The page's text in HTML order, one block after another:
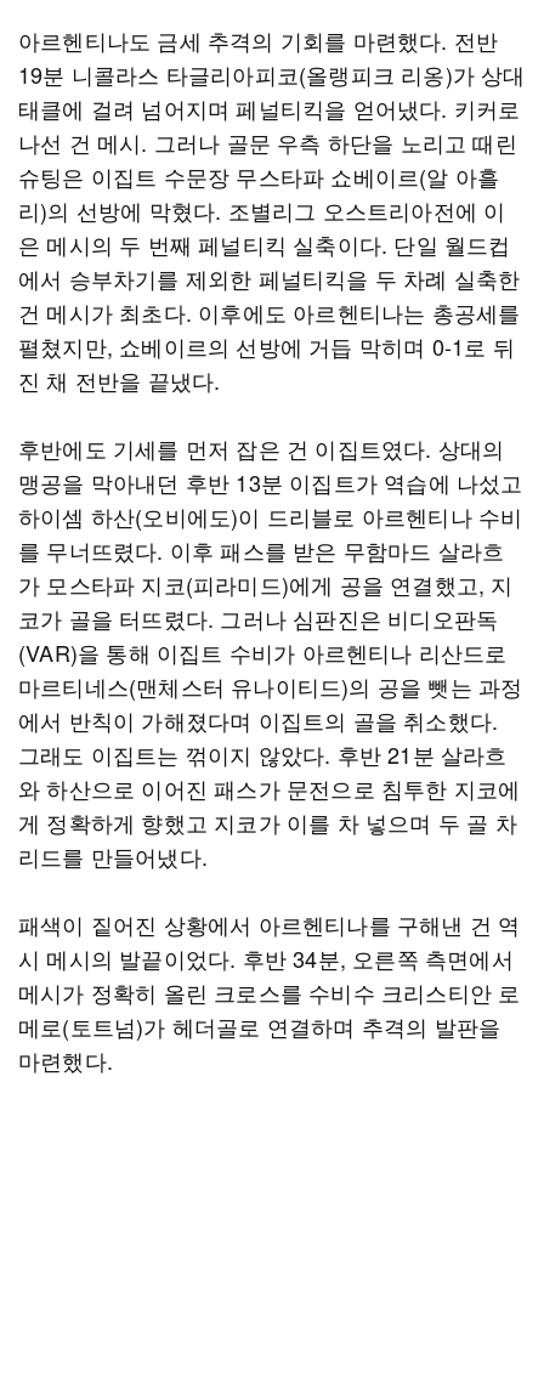
아르헨티나도 금세 추격의 기회를 마련했다. 전반
19분 니콜라스 타글리아피코(올랭피크 리옹)가 상대
태클에 걸려 넘어지며 페널티킥을 얻어냈다. 키커로
나선 건 메시. 그러나 골문 우측 하단을 노리고 때린
슈팅은 이집트 수문장 무스타파 쇼베이르(알 아흘
리)의 선방에 막혔다. 조별리그 오스트리아전에 이
은 메시의 두 번째 페널티킥 실축이다. 단일 월드컵
에서 승부차기를 제외한 페널티킥을 두 차례 실축한
건 메시가 최초다. 이후에도 아르헨티나는 총공세를
펼쳤지만, 쇼베이르의 선방에 거듭 막히며 0-1로 뒤
진 채 전반을 끝냈다.
후반에도 기세를 먼저 잡은 건 이집트였다. 상대의
맹공을 막아내던 후반 13분 이집트가 역습에 나섰고
하이셈 하산(오비에도)이 드리블로 아르헨티나 수비
를 무너뜨렸다. 이후 패스를 받은 무함마드 살라흐
가 모스타파 지코(피라미드)에게 공을 연결했고, 지
코가 골을 터뜨렸다. 그러나 심판진은 비디오판독
(VAR)을 통해 이집트 수비가 아르헨티나 리산드로
마르티네스(맨체스터 유나이티드)의 공을 뺏는 과정
에서 반칙이 가해졌다며 이집트의 골을 취소했다.
그래도 이집트는 꺾이지 않았다. 후반 21분 살라흐
와 하산으로 이어진 패스가 문전으로 침투한 지코에
게 정확하게 향했고 지코가 이를 차 넣으며 두 골 차
리드를 만들어냈다.
패색이 짙어진 상황에서 아르헨티나를 구해낸 건 역
시 메시의 발끝이었다. 후반 34분, 오른쪽 측면에서
메시가 정확히 올린 크로스를 수비수 크리스티안 로
메로(토트넘)가 헤더골로 연결하며 추격의 발판을
마련했다.